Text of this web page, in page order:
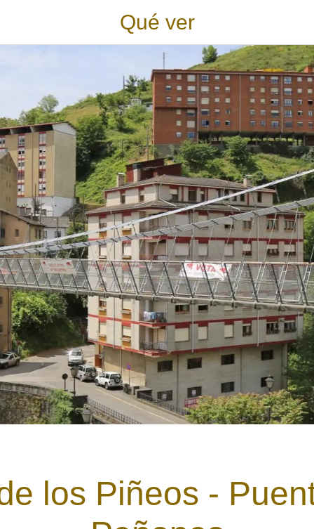
Qué ver
los Piñeos -